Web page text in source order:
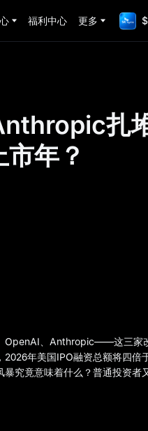
福利中心 更多
扎
年？
OpenAI、Anthropic——这三家
，2026年美国IPO融资总额将四
究竟意味着什么？普通投资者